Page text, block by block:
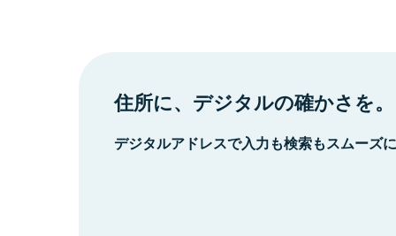
住所に、デジタルの確かさを。
デジタルアドレスで入力も検索もスムーズ